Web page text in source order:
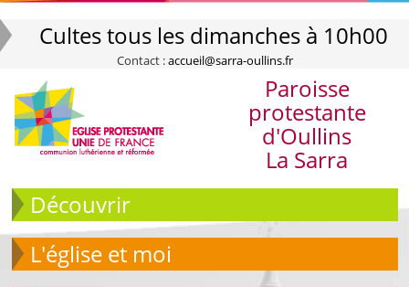
Cultes tous les dimanches à 10h00
Contact :accueil@sarra-oullins.fr
Paroisse
protestante
d'Oullins
La Sarra
Découvrir
L'église et moi